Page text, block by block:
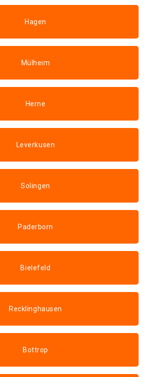
Hagen
Mülheim
Herne
Leverkusen
Solingen
Paderborn
Bielefeld
Recklinghausen
Bottrop